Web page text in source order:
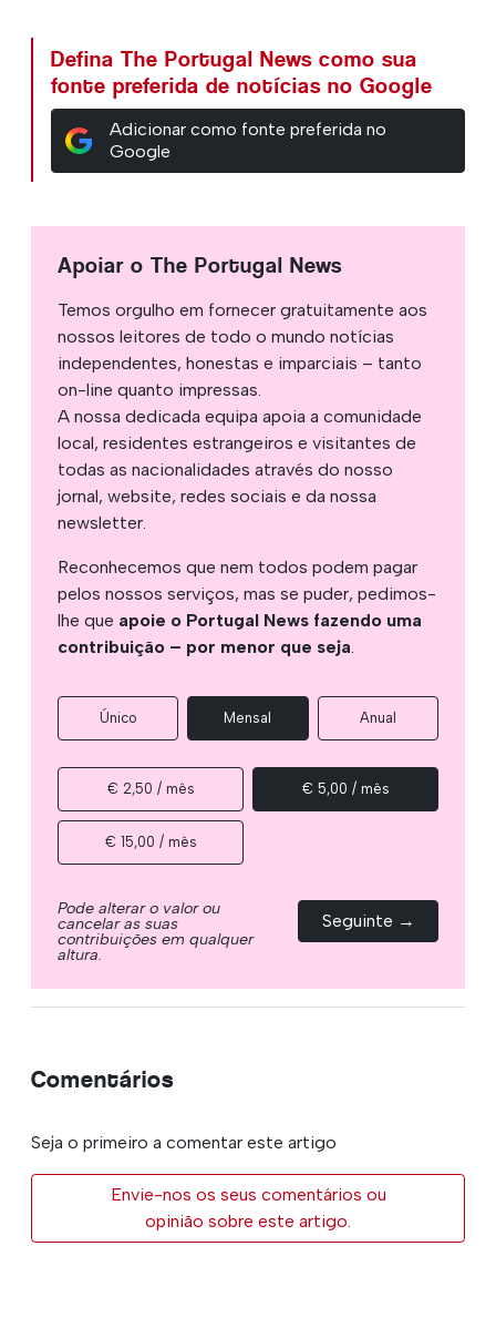
Defina The Portugal News como sua
fonte preferida de notícias no Google
Adicionar como fonte preferida no
Google
Apoiar o The Portugal News
Temos orgulho em fornecer gratuitamente aos
nossos leitores de todo o mundo notícias
independentes, honestas e imparciais – tanto
on-line quanto impressas.
A nossa dedicada equipa apoia a comunidade
local, residentes estrangeiros e visitantes de
todas as nacionalidades através do nosso
jornal, website, redes sociais e da nossa
newsletter.
Reconhecemos que nem todos podem pagar
pelos nossos serviços, mas se puder, pedimos-
lhe que apoie o Portugal News fazendo uma
contribuição – por menor que seja
Único Mensal Anual
€ 2,50 / mês € 5,00 / mês
€ 15,00 / mês
Pode alterar o valor ou
cancelar as suas
contribuições em qualquer
altura.
Seguinte →
Comentários
Seja o primeiro a comentar este artigo
Envie-nos os seus comentários ou
opinião sobre este artigo.